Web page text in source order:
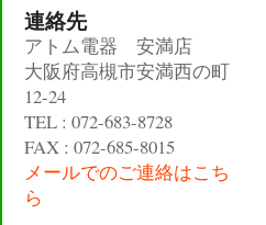
カ
イ
ブ
連絡先
アトム電器 安満店
大阪府高槻市安満西の町
12-24
TEL : 072-683-8728
FAX : 072-685-8015
メールでのご連絡はこち
ら